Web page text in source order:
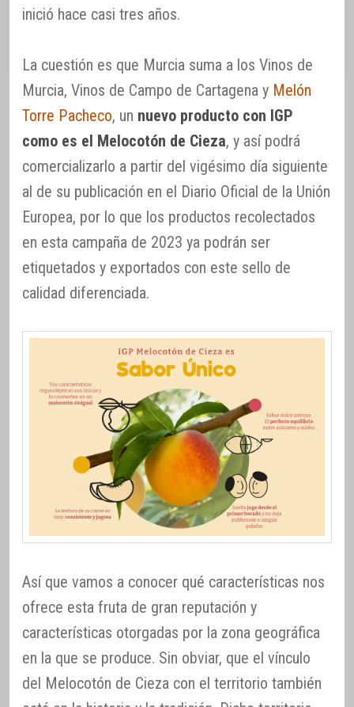
inició hace casi tres años.
La cuestión es que Murcia suma a los Vinos de
Murcia, Vinos de Campo de Cartagena y Melón
Torre Pacheco, un nuevo producto con IGP
como es el Melocotón de Cieza, y así podrá
comercializarlo a partir del vigésimo día siguiente
al de su publicación en el Diario Oficial de la Unión
Europea, por lo que los productos recolectados
en esta campaña de 2023 ya podrán ser
etiquetados y exportados con este sello de
calidad diferenciada.
Así que vamos a conocer qué características nos
ofrece esta fruta de gran reputación y
características otorgadas por la zona geográfica
en la que se produce. Sin obviar, que el vínculo
del Melocotón de Cieza con el territorio también